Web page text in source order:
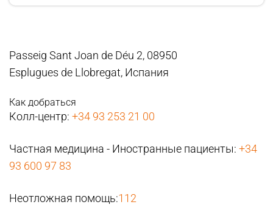
Passeig Sant Joan de Déu 2, 08950
Esplugues de Llobregat, Испания
Как добраться
Колл-центр: +34 93 253 21 00
Частная медицина - Иностранные пациенты: +34
93 600 97 83
Неотложная помощь:112